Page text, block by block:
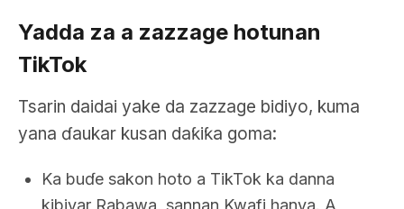
Yadda za a zazzage hotunan
TikTok
Tsarin daidai yake da zazzage bidiyo, kuma
yana ɗaukar kusan daƙiƙa goma:
Ka buɗe sakon hoto a TikTok ka danna
kibiyar Rabawa, sannan Kwafi hanya. A